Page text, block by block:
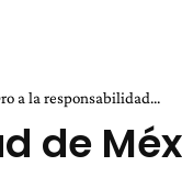
a la responsabilidad...
de